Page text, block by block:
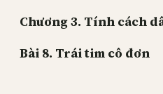
Chương 3. Tính cách
Bài 8. Trái tim cô đơn